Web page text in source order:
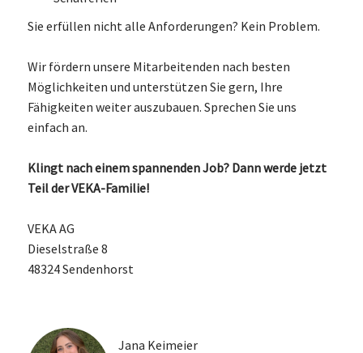
Sie erfüllen nicht alle Anforderungen? Kein Problem.
Wir fördern unsere Mitarbeitenden nach besten
Möglichkeiten und unterstützen Sie gern, Ihre
Fähigkeiten weiter auszubauen. Sprechen Sie uns
einfach an.
Klingt nach einem spannenden Job? Dann werde jetzt
Teil der VEKA-Familie!
VEKA AG
Dieselstraße 8
48324 Sendenhorst
Jana Keimeier